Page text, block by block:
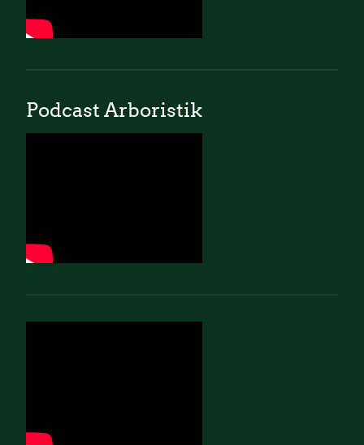
Podcast Arboristik